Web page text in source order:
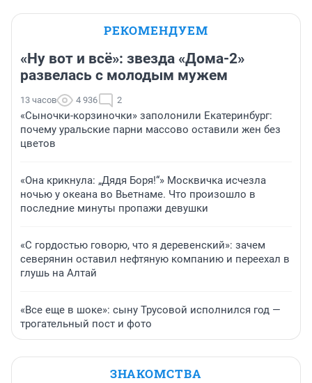
РЕКОМЕНДУЕМ
«Ну вот и всё»: звезда «Дома-2»
развелась с молодым мужем
13 часов 4 936 2
«Сыночки-корзиночки» заполонили Екатеринбург:
почему уральские парни массово оставили жен без
цветов
«Она крикнула: „Дядя Боря!“» Москвичка исчезла
ночью у океана во Вьетнаме. Что произошло в
последние минуты пропажи девушки
«С гордостью говорю, что я деревенский»: зачем
северянин оставил нефтяную компанию и переехал в
глушь на Алтай
«Все еще в шоке»: сыну Трусовой исполнился год —
трогательный пост и фото
ЗНАКОМСТВА